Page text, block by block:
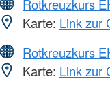
Rotkreuzkurs
Karte: Link zur
Rotkreuzkurs
Karte: Link zur